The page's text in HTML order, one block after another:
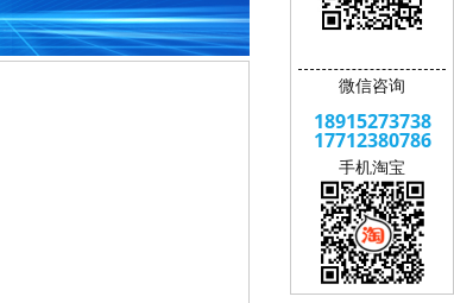
微信咨询
18915273738
17712380786
手机淘宝